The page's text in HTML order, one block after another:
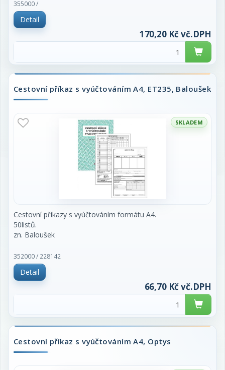
355000 /
Detail
170,20 Kč vč.DPH
Cestovní příkaz s vyúčtováním A4, ET235, Baloušek
SKLADEM
Cestovní příkazy s vyúčtováním formátu A4.
50listů.
zn. Baloušek
cena za blok
352000 / 228142
Detail
66,70 Kč vč.DPH
Cestovní příkaz s vyúčtováním A4, Optys